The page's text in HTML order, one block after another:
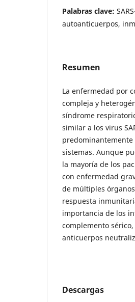
Palabras clave:
autoanticuerpos,
Resumen
La enfermedad por
compleja y
síndrome
similar a los virus
sistemas. Aunque
la mayoría de los
con enfermedad
de múltiples
respuesta
importancia de los
complemento
anticuerpos
Descargas